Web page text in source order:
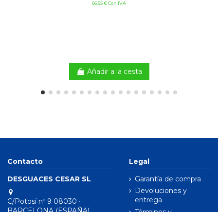
66,55 € Con IVA
Añadir a la cesta
Contacto
DESGUACES CESAR SL
C/Potosí nº 9 08030 ·
Legal
Garantía de compra
Devoluciones y
entrega